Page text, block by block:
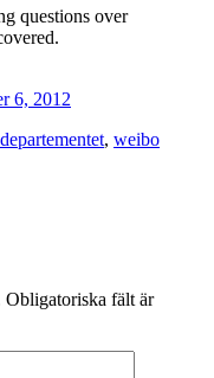
questions over
6, 2012
, weibo
Obligatoriska fält är